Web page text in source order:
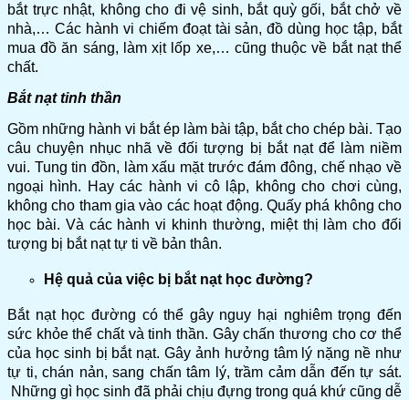
bắt trực nhật, không cho đi vệ sinh, bắt quỳ gối, bắt chở về
nhà,… Các hành vi chiếm đoạt tài sản, đồ dùng học tập, bắt
mua đồ ăn sáng, làm xịt lốp xe,… cũng thuộc về bắt nạt thể
chất.
Bắt nạt tinh thần
Gồm những hành vi bắt ép làm bài tập, bắt cho chép bài. Tạo
câu chuyện nhục nhã về đối tượng bị bắt nạt để làm niềm
vui. Tung tin đồn, làm xấu mặt trước đám đông, chế nhạo về
ngoại hình. Hay các hành vi cô lập, không cho chơi cùng,
không cho tham gia vào các hoạt động. Quấy phá không cho
học bài. Và các hành vi khinh thường, miệt thị làm cho đối
tượng bị bắt nạt tự ti về bản thân.
Hệ quả của việc bị bắt nạt học đường?
Bắt nạt học đường có thể gây nguy hại nghiêm trọng đến
sức khỏe thể chất và tinh thần. Gây chấn thương cho cơ thể
của học sinh bị bắt nạt. Gây ảnh hưởng tâm lý nặng nề như
tự ti, chán nản, sang chấn tâm lý, trầm cảm dẫn đến tự sát.
Những gì học sinh đã phải chịu đựng trong quá khứ cũng dễ